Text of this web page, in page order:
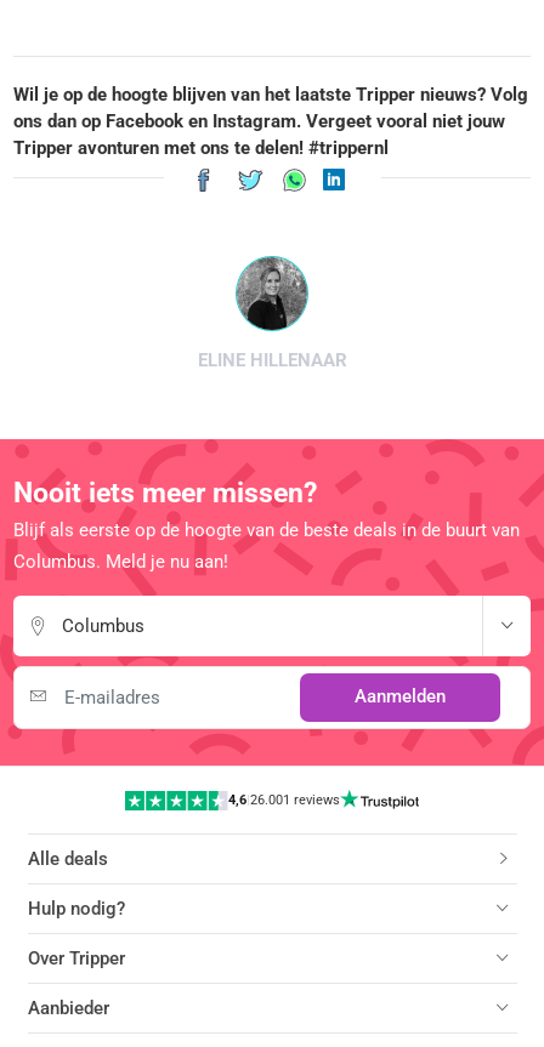
Wil je op de hoogte blijven van het laatste Tripper nieuws? Volg
ons dan op Facebook en Instagram. Vergeet vooral niet jouw
Tripper avonturen met ons te delen! #trippernl
ELINE HILLENAAR
Nooit iets meer missen?
Blijf als eerste op de hoogte van de beste deals in de buurt van
Columbus. Meld je nu aan!
Columbus
Aanmelden
4,6 |26.001 reviews
Alle deals
Hulp nodig?
Over Tripper
Aanbieder